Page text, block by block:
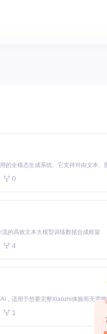
发线程数）
同一视频文件，手动筛选耗费大量
相似图片
文件名比对 B. 先按文件大小分
确率的同时将处理速度提升 4-5
提升至 98%，帮助用户有效清理
工具缺乏安全保障机制。
0
的高效文本大模型训练数据合成框架
4
1